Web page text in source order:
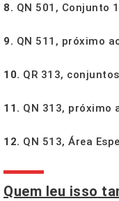
8. QN 501, Conjunto
9. QN 511, próximo
10. QR 313,
11. QN 313, próximo
12. QN 513, Área
Quem leu isso